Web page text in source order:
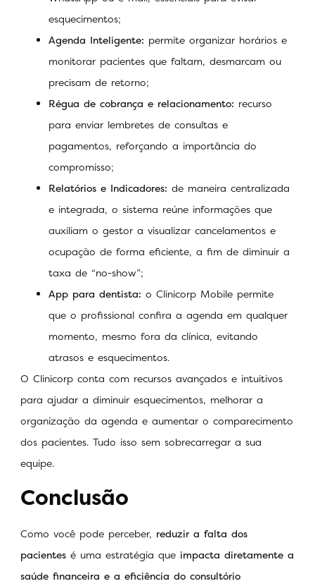
esquecimentos;
Agenda Inteligente: permite organizar horários e
monitorar pacientes que faltam, desmarcam ou
precisam de retorno;
Régua de cobrança e relacionamento: recurso
para enviar lembretes de consultas e
pagamentos, reforçando a importância do
compromisso;
Relatórios e Indicadores: de maneira centralizada
e integrada, o sistema reúne informações que
auxiliam o gestor a visualizar cancelamentos e
ocupação de forma eficiente, a fim de diminuir a
taxa de “no-show”;
App para dentista: o Clinicorp Mobile permite
que o profissional confira a agenda em qualquer
momento, mesmo fora da clínica, evitando
atrasos e esquecimentos.
O Clinicorp conta com recursos avançados e intuitivos
para ajudar a diminuir esquecimentos, melhorar a
organização da agenda e aumentar o comparecimento
dos pacientes. Tudo isso sem sobrecarregar a sua
equipe.
Conclusão
Como você pode perceber, reduzir a falta dos
pacientes é uma estratégia que impacta diretamente a
saúde financeira e a eficiência do consultório